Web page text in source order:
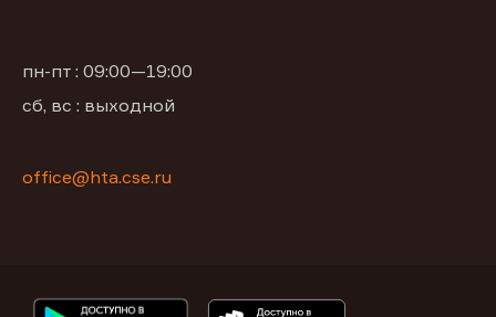
пн-пт : 09:00—19:00
сб, вс : выходной
office@hta.cse.ru